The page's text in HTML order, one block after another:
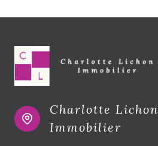
Charlotte Lichon
Immobilier